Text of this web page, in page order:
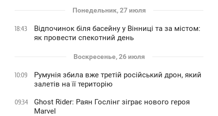
Понедельник, 27 июля
18:43
Відпочинок біля басейну у Вінниці та за містом:
як провести спекотний день
Воскресенье, 26 июля
10:09
Румунія збила вже третій російський дрон, який
залетів на її територію
09:34
Ghost Rider: Раян Гослінг зіграє нового героя
Marvel